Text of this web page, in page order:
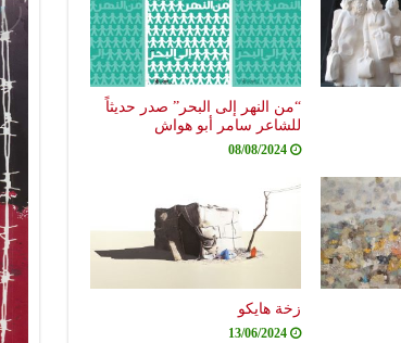
“من النهر إلى البحر” صدر حديثاً
للشاعر سامر أبو هواش
08/08/2024
زخة هايكو
13/06/2024